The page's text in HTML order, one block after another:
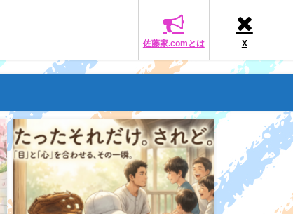
佐藤家.comとは X